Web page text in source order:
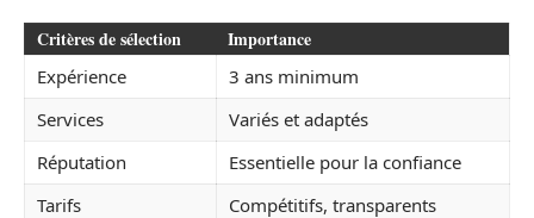
Critères de sélection Importance
Expérience
3 ans minimum
Services
Variés et adaptés
Réputation
Essentielle pour la confiance
Tarifs
Compétitifs, transparents